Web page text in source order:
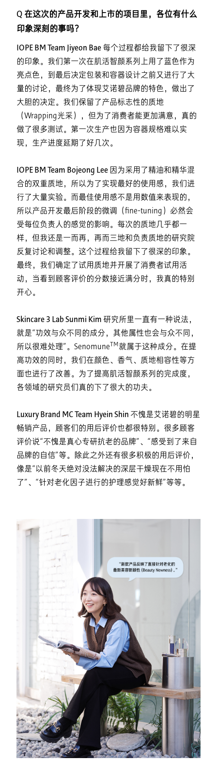
Q 在这次的产品开发和上市的项目里，各位有什么
印象深刻的事吗？
IOPE BM Team Jiyeon Bae每个过程都给我留下了很深
的印象。我们第一次在肌活智颜系列上用了蓝色作为
亮点色，到最后决定包装和容器设计之前又进行了大
量的讨论，最终为了体现艾诺碧品牌的特色，做出了
大胆的决定。我们保留了产品标志性的质地
（Wrapping光采），但为了消费者能更加满意，真的
做了很多测试。第一次生产也因为容器规格难以实
现，生产进度延期了好几次。
IOPE BM Team Bojeong Lee因为采用了精油和精华混
合的双重质地，所以为了实现最好的使用感，我们进
行了大量实验。而最佳使用感不是用数值来表现的，
所以产品开发最后阶段的微调（fine-tuning）必然会
受每位负责人的感觉的影响。每次的质地几乎都一
样，但我还是一而再，再而三地和负责质地的研究院
反复讨论和调整。这个过程给我留下了很深的印象。
最终，我们确定了试用质地并开展了消费者试用活
动，当看到顾客评价的分数接近满分时，我真的特别
开心。
Skincare 3 Lab Sunmi Kim 研究所里一直有一种说法，
就是“功效与众不同的成分，其他属性也会与众不同，
所以很难处理”。SenomuneTM 就属于这种成分。在提
高功效的同时，我们在颜色、香气、质地相容性等方
面也进行了改善。为了提高肌活智颜系列的完成度，
各领域的研究员们真的下了很大的功夫。
Luxury Brand MC Team Hyein Shin 不愧是艾诺碧的明星
畅销产品，顾客们的用后评价也都很特别。很多顾客
评价说“不愧是真心专研抗老的品牌”、“感受到了来自
品牌的自信”等。除此之外还有很多积极的用后评价，
像是“以前冬天绝对没法解决的深层干燥现在不用怕
了”、“针对老化因子进行的护理感觉好新鲜”等等。